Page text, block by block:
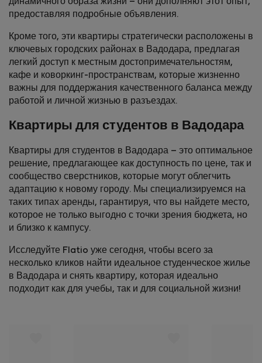
динамичного образа жизни – они дополняют этот опыт,
предоставляя подробные объявления.
Кроме того, эти квартиры стратегически расположены в
ключевых городских районах в Вадодара, предлагая
легкий доступ к местным достопримечат­ельностям,
кафе и коворкинг-пространствам, которые жизненно
важны для поддержания качественного баланса между
работой и личной жизнью в разъездах.
Квартиры для студентов в Вадодара
Квартиры для студентов в Вадодара – это оптимальное
решение, предлагающее как доступность по цене, так и
сообщество сверстников, которые могут облегчить
адаптацию к новому городу. Мы специализируемся на
таких типах аренды, гарантируя, что вы найдете место,
которое не только выгодно с точки зрения бюджета, но
и близко к кампусу.
Исследуйте Flatio уже сегодня, чтобы всего за
несколько кликов найти идеальное студенческое жилье
в Вадодара и снять квартиру, которая идеально
подходит как для учебы, так и для социальной жизни!